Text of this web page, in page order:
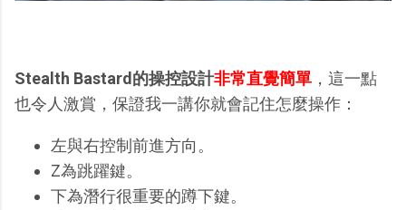
Stealth Bastard的操控設計非常直覺簡單 ，這一點
也令人激賞，保證我一講你就會記住怎麼操作：
左與右控制前進方向。
Z為跳躍鍵。
下為潛行很重要的蹲下鍵。